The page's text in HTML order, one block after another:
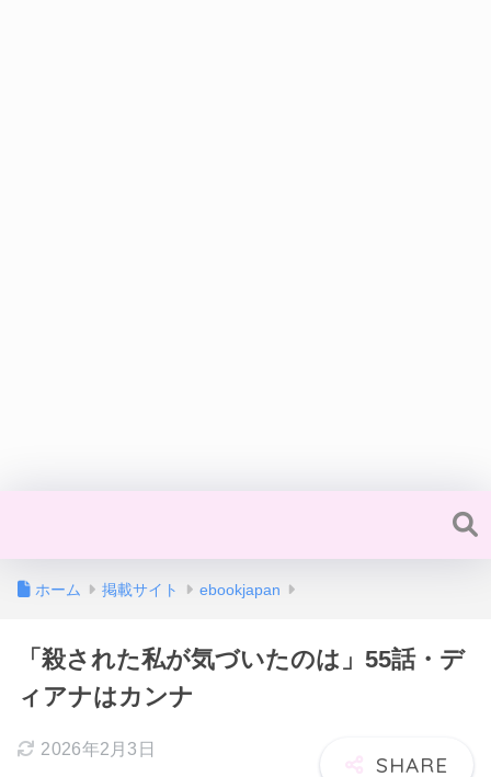
ホーム 掲載サイト ebookjapan
「殺された私が気づいたのは」55話・デ
ィアナはカンナ
2026年2月3日